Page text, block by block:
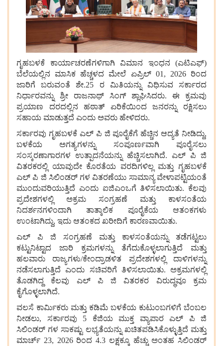
ಗೃಹಬಳಕೆ ಕಾರ್ಯಾಚರಣೆಗಳಿಗಾಗಿ ವಿಮಾನ ಇಂಧನ (ಎಟಿಎಫ್)
ಬೆಲೆಯಲ್ಲಿನ ಮಾಸಿಕ ಹೆಚ್ಚಳದ ಮೇಲೆ ಏಪ್ರಿಲ್ 01, 2026 ರಿಂದ
ಜಾರಿಗೆ ಬರುವಂತೆ ಶೇ.25 ರ ಮಿತಿಯನ್ನು ವಿಧಿಸುವ ಸರ್ಕಾರದ
ನಿರ್ಧಾರವನ್ನು ಶ್ರೀ ರಾಜನಾಥ್ ಸಿಂಗ್ ಶ್ಲಾಘಿಸಿದರು. ಈ ಕ್ರಮವು
ಪ್ರಯಾಣ ದರದಲ್ಲಿನ ಹಠಾತ್ ಏರಿಕೆಯಿಂದ ಜನರನ್ನು ರಕ್ಷಿಸಲು
ಸಹಾಯ ಮಾಡುತ್ತದೆ ಎಂದು ಅವರು ಹೇಳಿದರು.
ಸರ್ಕಾರವು ಗೃಹಬಳಕೆ ಎಲ್‌ ಪಿ ಜಿ ಪೂರೈಕೆಗೆ ಹೆಚ್ಚಿನ ಆದ್ಯತೆ ನೀಡಿದ್ದು,
ಬಳಕೆಯ ಅಗತ್ಯಗಳನ್ನು ಸಂಪೂರ್ಣವಾಗಿ ಪೂರೈಸಲು
ಸಂಸ್ಕರಣಾಗಾರಗಳ ಉತ್ಪಾದನೆಯನ್ನು ಹೆಚ್ಚಿಸಲಾಗಿದೆ. ಎಲ್‌ ಪಿ ಜಿ
ವಿತರಕರಲ್ಲಿ ಯಾವುದೇ ಕೊರತೆಯ ವರದಿಗಳಿಲ್ಲ ಮತ್ತು ಗೃಹಬಳಕೆ
ಎಲ್‌ ಪಿ ಜಿ ಸಿಲಿಂಡರ್‌ ಗಳ ವಿತರಣೆಯು ಸಾಮಾನ್ಯ ವೇಳಾಪಟ್ಟಿಯಂತೆ
ಮುಂದುವರಿಯುತ್ತಿದೆ ಎಂದು ಐಜಿಎಂಒಗೆ ತಿಳಿಸಲಾಯಿತು. ಕೆಲವು
ಪ್ರದೇಶಗಳಲ್ಲಿ ಅಕ್ರಮ ಸಂಗ್ರಹಣೆ ಮತ್ತು ಕಾಳಸಂತೆಯ
ನಿದರ್ಶನಗಳಿಂದಾಗಿ ತಾತ್ಕಾಲಿಕ ಪೂರೈಕೆಯ ಆತಂಕಗಳು
ಉಂಟಾಗಿದ್ದು, ಇದು ಆತಂಕದ ಖರೀದಿಗೆ ಕಾರಣವಾಯಿತು.
ಎಲ್‌ ಪಿ ಜಿ ಸಂಗ್ರಹಣೆ ಮತ್ತು ಕಾಳಸಂತೆಯನ್ನು ತಡೆಗಟ್ಟಲು
ಕಟ್ಟುನಿಟ್ಟಾದ ಜಾರಿ ಕ್ರಮಗಳನ್ನು ತೆಗೆದುಕೊಳ್ಳಲಾಗುತ್ತಿದೆ ಮತ್ತು
ಹಲವಾರು ರಾಜ್ಯಗಳು/ಕೇಂದ್ರಾಡಳಿತ ಪ್ರದೇಶಗಳಲ್ಲಿ ದಾಳಿಗಳನ್ನು
ನಡೆಸಲಾಗುತ್ತಿದೆ ಎಂದು ಸಚಿವರಿಗೆ ತಿಳಿಸಲಾಯಿತು. ಅಕ್ರಮಗಳಲ್ಲಿ
ತೊಡಗಿದ್ದ ಕೆಲವು ಎಲ್‌ ಪಿ ಜಿ ವಿತರಕರ ವಿರುದ್ಧವೂ ಕ್ರಮ
ಕೈಗೊಳ್ಳಲಾಗಿದೆ.
ವಲಸೆ ಕಾರ್ಮಿಕರು ಮತ್ತು ಕಡಿಮೆ ಬಳಕೆಯ ಕುಟುಂಬಗಳಿಗೆ ಬೆಂಬಲ
ನೀಡಲು, ಸರ್ಕಾರವು 5 ಕೆಜಿಯ ಮುಕ್ತ ವ್ಯಾಪಾರ ಎಲ್‌ ಪಿ ಜಿ
ಸಿಲಿಂಡರ್‌ ಗಳ ಸಾಕಷ್ಟು ಲಭ್ಯತೆಯನ್ನು ಖಚಿತಪಡಿಸಿಕೊಳ್ಳುತ್ತಿದೆ ಮತ್ತು
ಮಾರ್ಚ್ 23, 2026 ರಿಂದ 4.3 ಲಕ್ಷಕ್ಕೂ ಹೆಚ್ಚು ಅಂತಹ ಸಿಲಿಂಡರ್‌